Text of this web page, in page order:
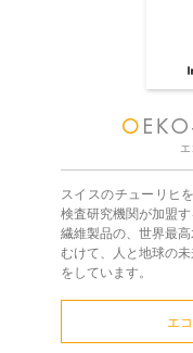
スイスのチューリヒ
検査研究機関が加盟
繊維製品の、世界最
むけて、人と地球の
をしています。
エ